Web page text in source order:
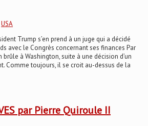
USA
Trump s’en prend à un juge qui a décidé
avec le Congrès concernant ses finances Par
à Washington, suite à une décision d’un
Comme toujours, il se croit au-dessus de la
par Pierre Quiroule II